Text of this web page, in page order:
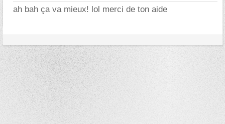
ah bah ça va mieux! lol merci de ton aide